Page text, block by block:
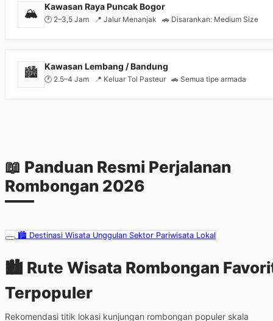
🏔️ Kawasan Raya Puncak Bogor
🕐 2–3,5 Jam 📍 Jalur Menanjak 🚗 Disarankan: Medium Size
🏙️ Kawasan Lembang / Bandung
🕐 2.5–4 Jam 📍 Keluar Tol Pasteur 🚗 Semua tipe armada
📖 Panduan Resmi Perjalanan
Rombongan 2026
🏙️ Destinasi Wisata Unggulan Sektor Pariwisata Lokal
🏙️ Rute Wisata Rombongan
Terpopuler
Rekomendasi titik lokasi kunjungan rombongan populer skala